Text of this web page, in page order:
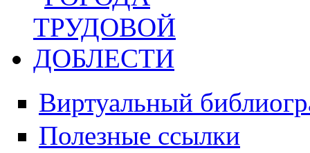
Виртуальный
Полезные ссылки